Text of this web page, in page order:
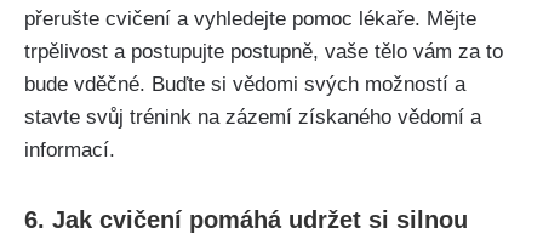
přerušte cvičení a vyhledejte pomoc lékaře. Mějte
trpělivost a postupujte postupně, vaše tělo vám za to
bude vděčné. Buďte si vědomi svých možností a
stavte svůj trénink na zázemí získaného vědomí a
informací.
6. Jak cvičení pomáhá udržet si silnou